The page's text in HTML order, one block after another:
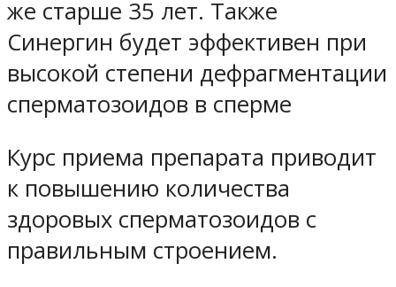
же старше 35 лет. Также
Синергин будет эффективен при
высокой степени дефрагментации
сперматозоидов в сперме
Курс приема препарата приводит
к повышению количества
здоровых сперматозоидов с
правильным строением.